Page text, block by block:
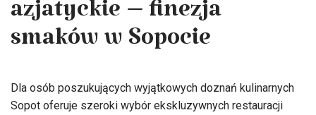
azjatyckie – finezja
smaków w Sopocie
Dla osób poszukujących wyjątkowych doznań kulinarnych
Sopot oferuje szeroki wybór ekskluzywnych restauracji